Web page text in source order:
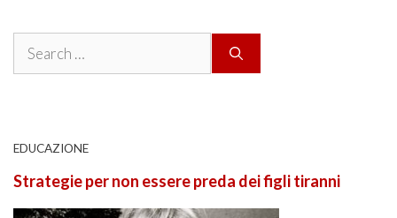
Search
EDUCAZIONE
Strategie per non essere preda dei figli tiranni